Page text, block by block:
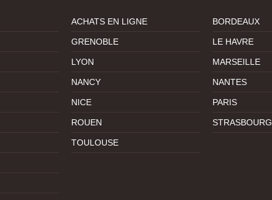
ACHATS EN LIGNE BORDEAUX
GRENOBLE LE HAVRE
LYON MARSEILLE
NANCY NANTES
NICE PARIS
ROUEN STRASBOURG
TOULOUSE